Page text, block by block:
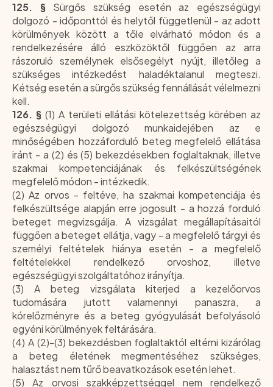
125. § Sürgős szükség esetén az egészségügyi
dolgozó - időponttól és helytől függetlenül - az adott
körülmények között a tőle elvárható módon és a
rendelkezésére álló eszközöktől függően az arra
rászoruló személynek elsősegélyt nyújt, illetőleg a
szükséges intézkedést haladéktalanul megteszi.
Kétség esetén a sürgős szükség fennállását vélelmezni
kell.
126. § (1) A területi ellátási kötelezettség körében az
egészségügyi dolgozó munkaidejében az e
minőségében hozzáforduló beteg megfelelő ellátása
iránt - a (2) és (5) bekezdésekben foglaltaknak, illetve
szakmai kompetenciájának és felkészültségének
megfelelő módon - intézkedik.
(2) Az orvos - feltéve, ha szakmai kompetenciája és
felkészültsége alapján erre jogosult - a hozzá forduló
beteget megvizsgálja. A vizsgálat megállapításaitól
függően a beteget ellátja, vagy - a megfelelő tárgyi és
személyi feltételek hiánya esetén - a megfelelő
feltételekkel rendelkező orvoshoz, illetve
egészségügyi szolgáltatóhoz irányítja.
(3) A beteg vizsgálata kiterjed a kezelőorvos
tudomására jutott valamennyi panaszra, a
kórelőzményre és a beteg gyógyulását befolyásoló
egyéni körülmények feltárására.
(4) A (2)-(3) bekezdésben foglaltaktól eltérni kizárólag
a beteg életének megmentéséhez szükséges,
halasztást nem tűrő beavatkozások esetén lehet.
(5) Az orvosi szakképzettséggel nem rendelkező